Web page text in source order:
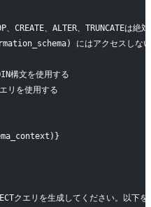
、CREATE、ALTER、TRUNCATEは絶
にはアクセスしない
構文を使用する
リを使用する
クエリを生成してください。以下